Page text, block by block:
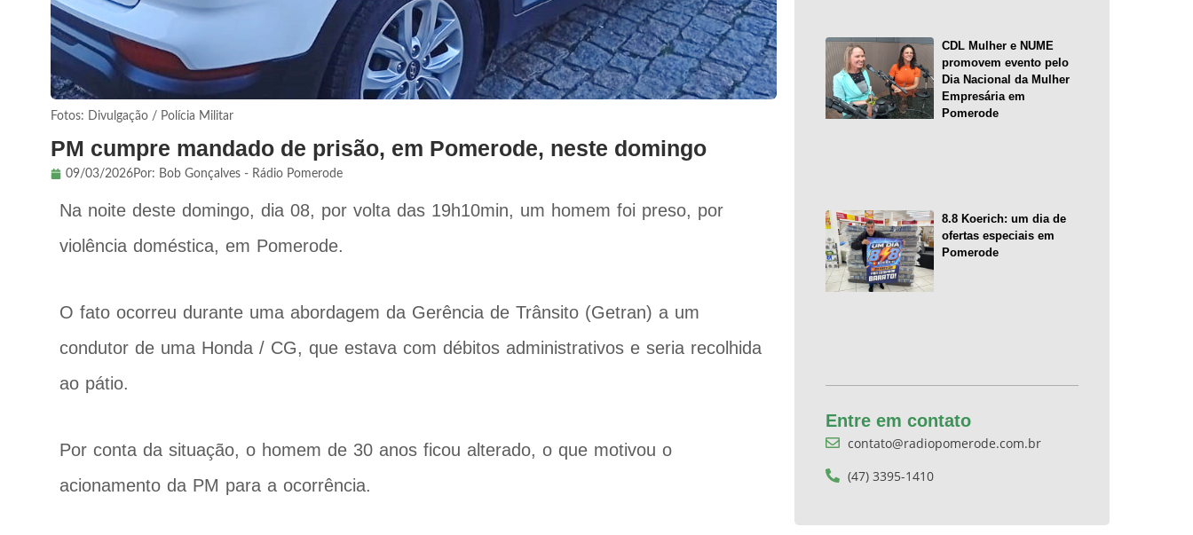
Fotos: Divulgação / Polícia Militar
PM cumpre mandado de prisão, em Pomerode, neste domingo
09/03/2026Por: Bob Gonçalves - Rádio Pomerode
Na noite deste domingo, dia 08, por volta das 19h10min, um homem foi preso, por
violência doméstica, em Pomerode.
O fato ocorreu durante uma abordagem da Gerência de Trânsito (Getran) a um
condutor de uma Honda / CG, que estava com débitos administrativos e seria recolhida
ao pátio.
Por conta da situação, o homem de 30 anos ficou alterado, o que motivou o
acionamento da PM para a ocorrência.
CDL Mulher e NUME
promovem evento pelo
Dia Nacional da Mulher
Empresária em
Pomerode
8.8 Koerich: um dia de
ofertas especiais em
Pomerode
Entre em contato
contato@radiopomerode.com.br
(47) 3395-1410